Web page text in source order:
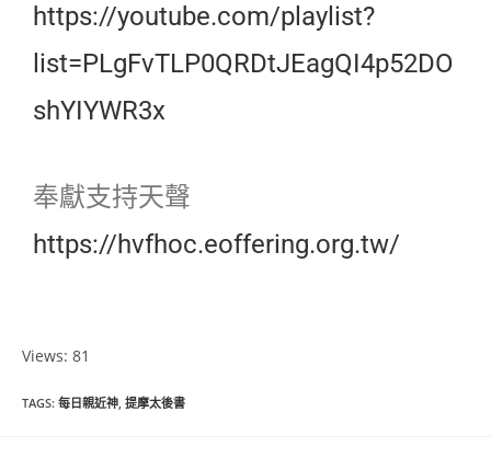
https://youtube.com/playlist?
list=PLgFvTLP0QRDtJEagQI4p52DO
shYIYWR3x
奉獻支持天聲
https://hvfhoc.eoffering.org.tw/
Views: 81
TAGS: 每日親近神, 提摩太後書